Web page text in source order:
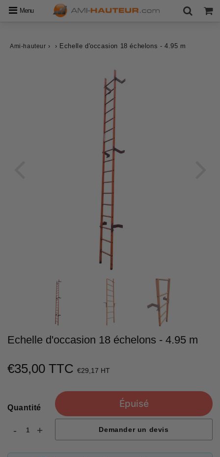
Menu
Ami-hauteur › › Echelle d'occasion 18 échelons - 4.95 m
Echelle d'occasion 18 échelons - 4.95 m
€35,00 TTC €29,17 HT
Quantité
- +
Épuisé
Demander un devis